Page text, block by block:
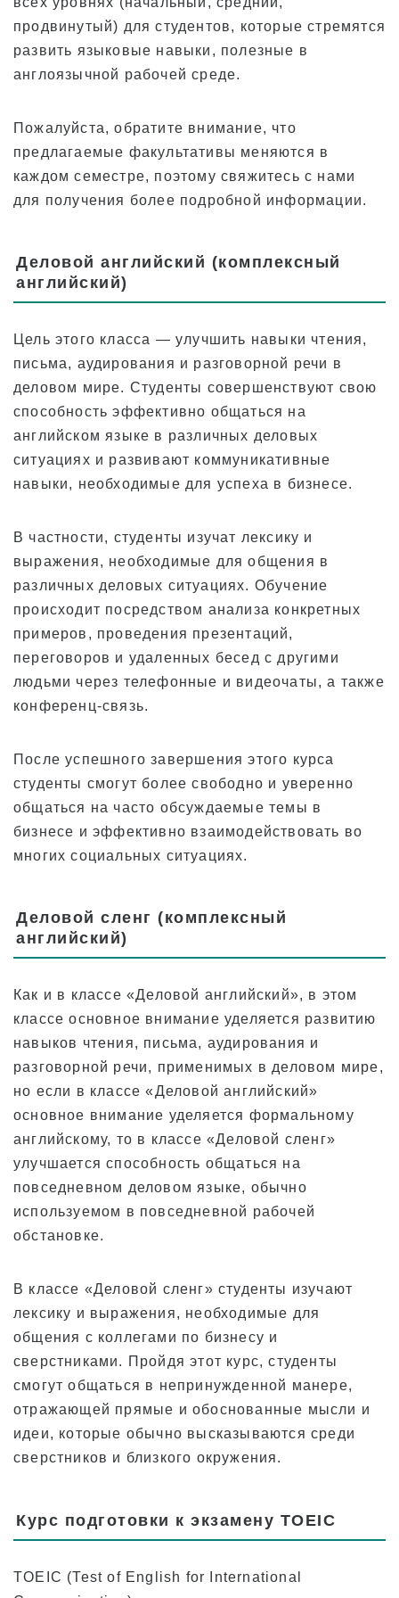
Обзор программы
Промежуточный уровень
Продвинутый уровень
Деловой английский
Частные уроки
Тарифы
Плата за обучение для новых студентов с
Оплата обучения для обладателей виз, не
т.д.)
Плата за обучение для кама’айна (граждан
США или обладателей грин-карты)
Плата за обучение для нынешних
Плата за проживание
Послеобеденные занятия для студентов-
Приложение
Процесс подачи заявки
Политика возврата денег
Процесс от подачи заявления до
зачисления
Посещаемость и обязательное
исключение
Регистрация класса
Обзор школы
продвинутый) для студентов, которые стремятся
развить языковые навыки, полезные в
англоязычной рабочей среде.
Пожалуйста, обратите внимание, что
предлагаемые факультативы меняются в
каждом семестре, поэтому свяжитесь с нами
для получения более подробной информации.
Деловой английский (комплексный
английский)
Цель этого класса — улучшить навыки чтения,
письма, аудирования и разговорной речи в
деловом мире. Студенты совершенствуют свою
способность эффективно общаться на
английском языке в различных деловых
ситуациях и развивают коммуникативные
навыки, необходимые для успеха в бизнесе.
В частности, студенты изучат лексику и
выражения, необходимые для общения в
различных деловых ситуациях. Обучение
происходит посредством анализа конкретных
примеров, проведения презентаций,
переговоров и удаленных бесед с другими
людьми через телефонные и видеочаты, а также
конференц-связь.
После успешного завершения этого курса
студенты смогут более свободно и уверенно
общаться на часто обсуждаемые темы в
бизнесе и эффективно взаимодействовать во
многих социальных ситуациях.
Деловой сленг (комплексный
английский)
Как и в классе «Деловой английский», в этом
классе основное внимание уделяется развитию
навыков чтения, письма, аудирования и
разговорной речи, применимых в деловом мире,
но если в классе «Деловой английский»
основное внимание уделяется формальному
английскому, то в классе «Деловой сленг»
улучшается способность общаться на
повседневном деловом языке, обычно
используемом в повседневной рабочей
обстановке.
В классе «Деловой сленг» студенты изучают
лексику и выражения, необходимые для
общения с коллегами по бизнесу и
сверстниками. Пройдя этот курс, студенты
смогут общаться в непринужденной манере,
отражающей прямые и обоснованные мысли и
идеи, которые обычно высказываются среди
сверстников и близкого окружения.
Курс подготовки к экзамену TOEIC
TOEIC (Test of English for International